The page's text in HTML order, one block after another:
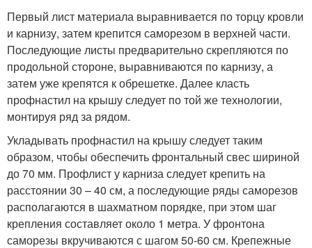
Первый лист материала выравнивается по торцу кровли
и карнизу, затем крепится саморезом в верхней части.
Последующие листы предварительно скрепляются по
продольной стороне, выравниваются по карнизу, а
затем уже крепятся к обрешетке. Далее класть
профнастил на крышу следует по той же технологии,
монтируя ряд за рядом.
Укладывать профнастил на крышу следует таким
образом, чтобы обеспечить фронтальный свес шириной
до 70 мм. Профлист у карниза следует крепить на
расстоянии 30 – 40 см, а последующие ряды саморезов
располагаются в шахматном порядке, при этом шаг
крепления составляет около 1 метра. У фронтона
саморезы вкручиваются с шагом 50-60 см. Крепежные